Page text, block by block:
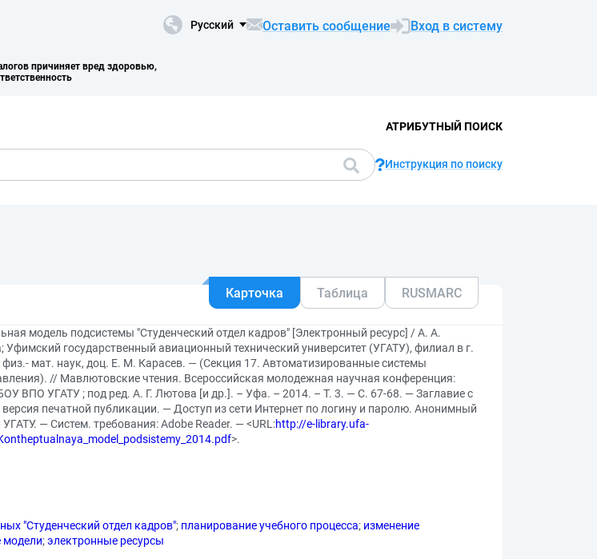
причиняет вред здоровью,
Русский Оставить сообщение Вход в систему
АТРИБУТНЫЙ ПОИСК
Инструкция по поиску
Карточка Таблица RUSMARC
модель подсистемы "Студенческий отдел кадров" [Электронный ресурс] / А. А.
государственный авиационный технический университет (УГАТУ), филиал в г.
физ.- мат. наук, доц. Е. М. Карасев. — (Секция 17. Автоматизированные системы
// Мавлютовские чтения. Всероссийская молодежная научная конференция:
ВПО УГАТУ ; под ред. А. Г. Лютова [и др.]. – Уфа. – 2014. – Т. 3. — С. 67-68. — Заглавие с
печатной публикации. — Доступ из сети Интернет по логину и паролю. Анонимный
— Систем. требования: Adobe Reader. — <URL:http://e-library.ufa-
>.
"Студенческий отдел кадров"; планирование учебного процесса; изменение
модели;электронные ресурсы